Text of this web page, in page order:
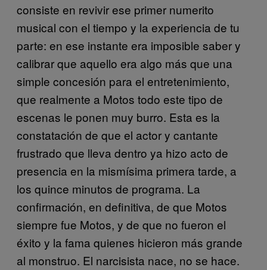
consiste en revivir ese primer numerito
musical con el tiempo y la experiencia de tu
parte: en ese instante era imposible saber y
calibrar que aquello era algo más que una
simple concesión para el entretenimiento,
que realmente a Motos todo este tipo de
escenas le ponen muy burro. Esta es la
constatación de que el actor y cantante
frustrado que lleva dentro ya hizo acto de
presencia en la mismísima primera tarde, a
los quince minutos de programa. La
confirmación, en definitiva, de que Motos
siempre fue Motos, y de que no fueron el
éxito y la fama quienes hicieron más grande
al monstruo. El narcisista nace, no se hace.